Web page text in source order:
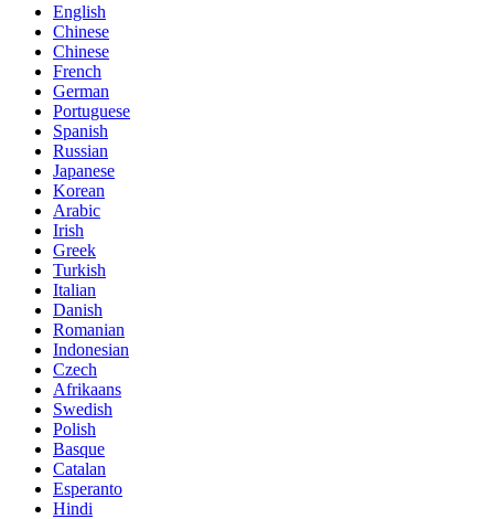
English
Chinese
Chinese
French
German
Portuguese
Spanish
Russian
Japanese
Korean
Arabic
Irish
Greek
Turkish
Italian
Danish
Romanian
Indonesian
Czech
Afrikaans
Swedish
Polish
Basque
Catalan
Esperanto
Hindi